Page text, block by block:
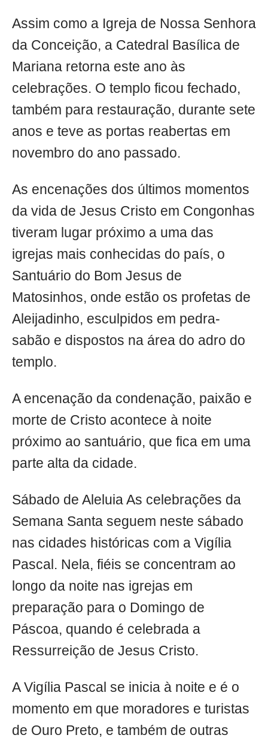
Assim como a Igreja de Nossa Senhora
da Conceição, a Catedral Basílica de
Mariana retorna este ano às
celebrações. O templo ficou fechado,
também para restauração, durante sete
anos e teve as portas reabertas em
novembro do ano passado.
As encenações dos últimos momentos
da vida de Jesus Cristo em Congonhas
tiveram lugar próximo a uma das
igrejas mais conhecidas do país, o
Santuário do Bom Jesus de
Matosinhos, onde estão os profetas de
Aleijadinho, esculpidos em pedra-
sabão e dispostos na área do adro do
templo.
A encenação da condenação, paixão e
morte de Cristo acontece à noite
próximo ao santuário, que fica em uma
parte alta da cidade.
Sábado de Aleluia As celebrações da
Semana Santa seguem neste sábado
nas cidades históricas com a Vigília
Pascal. Nela, fiéis se concentram ao
longo da noite nas igrejas em
preparação para o Domingo de
Páscoa, quando é celebrada a
Ressurreição de Jesus Cristo.
A Vigília Pascal se inicia à noite e é o
momento em que moradores e turistas
de Ouro Preto, e também de outras